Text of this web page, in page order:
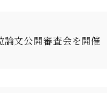
文公開審査会を開催